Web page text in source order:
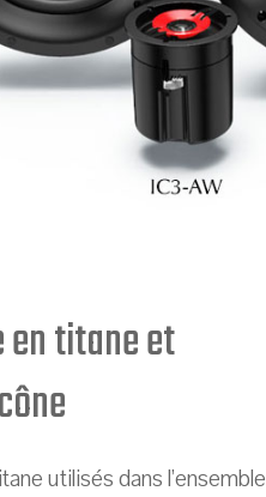
en titane et
utilisés dans l’ensemble